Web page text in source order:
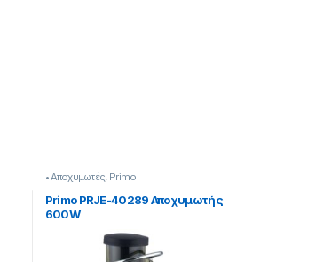
• Αποχυμωτές Primo
Primo PRJE-40289 Αποχυμωτής
600W